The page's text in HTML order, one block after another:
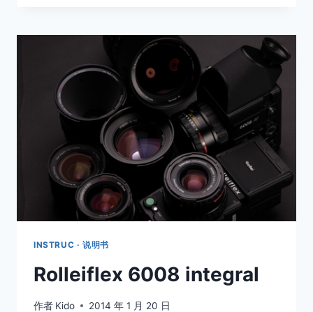
INSTRUC · 说明书
Rolleiflex 6008 integral
作者 Kido 2014 年 1 月 20 日